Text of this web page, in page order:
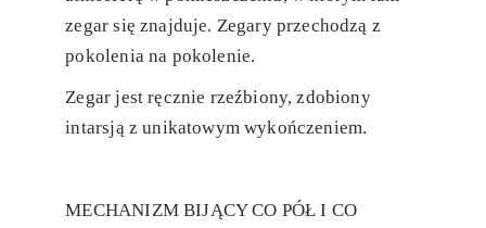
zegar się znajduje. Zegary przechodzą z
pokolenia na pokolenie.
Zegar jest ręcznie rzeźbiony, zdobiony
intarsją z unikatowym wykończeniem.
MECHANIZM BIJĄCY CO PÓŁ I CO